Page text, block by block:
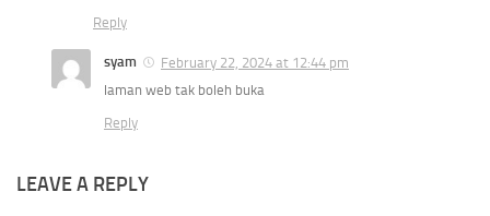
Reply
syam
February 22, 2024 at 12:44 pm
laman web tak boleh buka
Reply
LEAVE A REPLY